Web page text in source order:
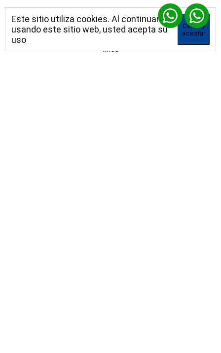
El estandar EC0366 Desarrollo de Cursos
de Formación en Línea abarca varios
aspectos fundamentales que un educador
línea
Este sitio utiliza cookies. Al continuar
usando este sitio web, usted acepta su
uso
Cerrar y
aceptar